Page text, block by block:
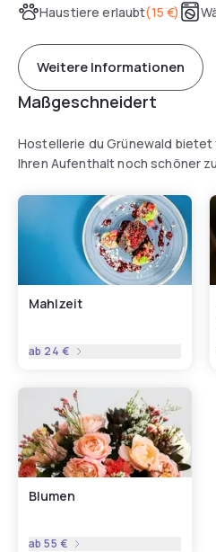
Haustiere erlaubt(15 €)
Weitere Informationen
Maßgeschneidert
Hostellerie du Grünewald
Ihren Aufenthalt noch schöner
Mahlzeit
ab 24 €
Blumen
ab55 €